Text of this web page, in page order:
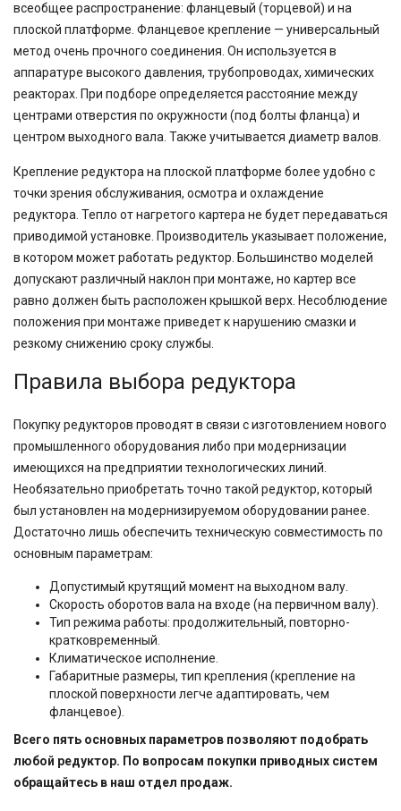
всеобщее распространение: фланцевый (торцевой) и на
плоской платформе. Фланцевое крепление — универсальный
метод очень прочного соединения. Он используется в
аппаратуре высокого давления, трубопроводах, химических
реакторах. При подборе определяется расстояние между
центрами отверстия по окружности (под болты фланца) и
центром выходного вала. Также учитывается диаметр валов.
Крепление редуктора на плоской платформе более удобно с
точки зрения обслуживания, осмотра и охлаждение
редуктора. Тепло от нагретого картера не будет передаваться
приводимой установке. Производитель указывает положение,
в котором может работать редуктор. Большинство моделей
допускают различный наклон при монтаже, но картер все
равно должен быть расположен крышкой верх. Несоблюдение
положения при монтаже приведет к нарушению смазки и
резкому снижению сроку службы.
Правила выбора редуктора
Покупку редукторов проводят в связи с изготовлением нового
промышленного оборудования либо при модернизации
имеющихся на предприятии технологических линий.
Необязательно приобретать точно такой редуктор, который
был установлен на модернизируемом оборудовании ранее.
Достаточно лишь обеспечить техническую совместимость по
основным параметрам:
Допустимый крутящий момент на выходном валу.
Скорость оборотов вала на входе (на первичном валу).
Тип режима работы: продолжительный, повторно-
кратковременный.
Климатическое исполнение.
Габаритные размеры, тип крепления (крепление на
плоской поверхности легче адаптировать, чем
фланцевое).
Всего пять основных параметров позволяют подобрать
любой редуктор. По вопросам покупки приводных систем
обращайтесь в наш отдел продаж.